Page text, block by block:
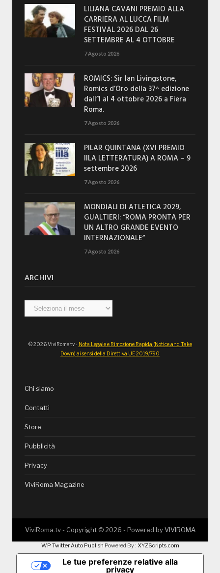
LILIANA CAVANI PREMIO ALLA
CARRIERA AL LUCCA FILM
FESTIVAL 2026 DAL 26
SETTEMBRE AL 4 OTTOBRE
7 Agosto 2026
ROMICS: Sir Ian Livingstone,
Romics d’Oro della 37^ edizione
dall’1 al 4 ottobre 2026 a Fiera
Roma.
7 Agosto 2026
PILAR QUINTANA (XVI PREMIO
IILA LETTERATURA) A ROMA – 9
settembre 2026
7 Agosto 2026
MONDIALI DI ATLETICA 2029,
GUALTIERI: “ROMA PRONTA PER
UN ALTRO GRANDE EVENTO
INTERNAZIONALE”
7 Agosto 2026
ARCHIVI
Archivi
© 2026 ViviRoma.tv - Nota Legale e Rimozione Rapida (Notice and Take
Down) ai sensi della Direttiva UE 2019/790
Chi siamo
Contatti
Store
Pubblicità
Privacy
ViviRoma Magazine
ViviRoma.tv - Copyright © 2026 - Powered byVIVIROMA
WP Twitter Auto Publish Powered By : XYZScripts.com
Le tue preferenze relative alla
privacy